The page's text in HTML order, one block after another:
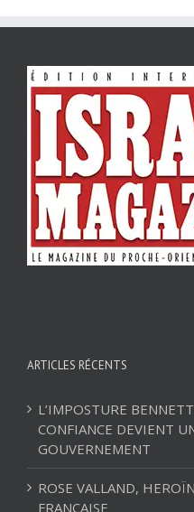
ARTICLES RÉCENTS
L’IMPOSTURE
CONFIANCE DEVIENT
GOUVERNEMENT
ROSE VALLAND,
FRANÇAISE